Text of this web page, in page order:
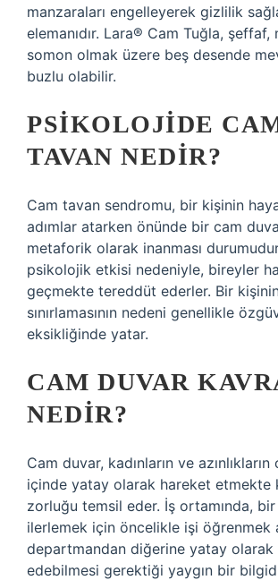
manzaraları engelleyerek gizlilik
elemanıdır. Lara® Cam Tuğla,
somon olmak üzere beş desende
buzlu olabilir.
PSIKOLOJIDE
TAVAN NEDIR?
Cam tavan sendromu, bir kişinin
adımlar atarken önünde bir cam
metaforik olarak inanması
psikolojik etkisi nedeniyle, bireyler
geçmekte tereddüt ederler. Bir
sınırlamasının nedeni genellikle
eksikliğinde yatar.
CAM DUVAR
NEDIR?
Cam duvar, kadınların ve
içinde yatay olarak hareket etmekte
zorluğu temsil eder. İş ortamında,
ilerlemek için öncelikle işi öğrenmek
departmandan diğerine yatay olarak
edebilmesi gerektiği yaygın bir